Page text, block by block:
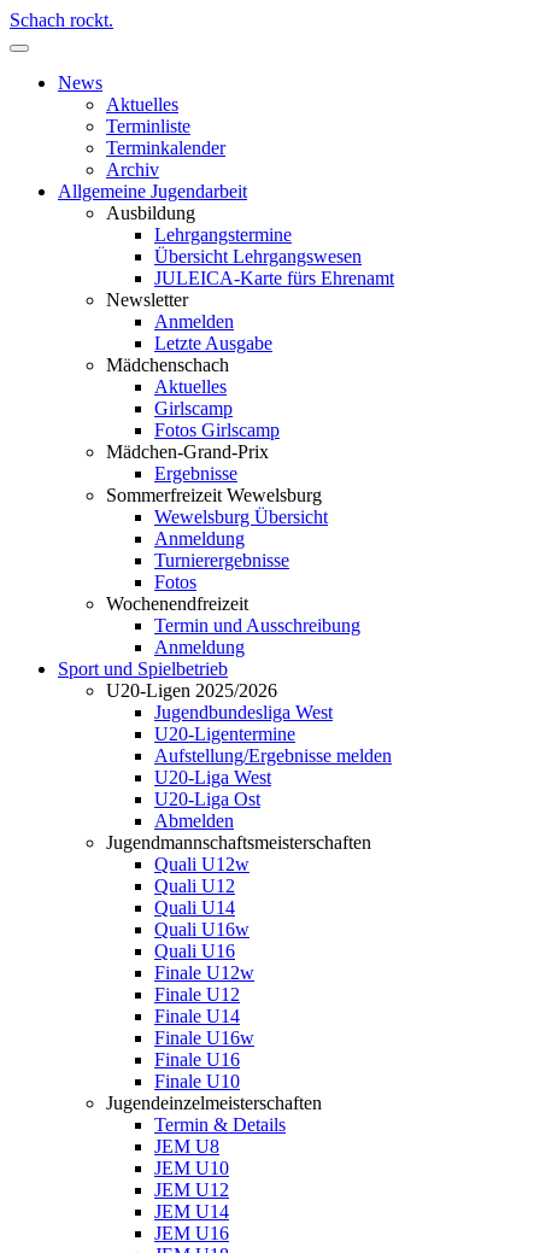
Schach rockt.
News
Aktuelles
Terminliste
Terminkalender
Archiv
Allgemeine Jugendarbeit
Ausbildung
Lehrgangstermine
Übersicht Lehrgangswesen
JULEICA-Karte fürs Ehrenamt
Newsletter
Anmelden
Letzte Ausgabe
Mädchenschach
Aktuelles
Girlscamp
Fotos Girlscamp
Mädchen-Grand-Prix
Ergebnisse
Sommerfreizeit Wewelsburg
Wewelsburg Übersicht
Anmeldung
Turnierergebnisse
Fotos
Wochenendfreizeit
Termin und Ausschreibung
Anmeldung
Sport und Spielbetrieb
U20-Ligen 2025/2026
Jugendbundesliga West
U20-Ligentermine
Aufstellung/Ergebnisse melden
U20-Liga West
U20-Liga Ost
Abmelden
Jugendmannschaftsmeisterschaften
Quali U12w
Quali U12
Quali U14
Quali U16w
Quali U16
Finale U12w
Finale U12
Finale U14
Finale U16w
Finale U16
Finale U10
Jugendeinzelmeisterschaften
Termin & Details
JEM U8
JEM U10
JEM U12
JEM U14
JEM U16